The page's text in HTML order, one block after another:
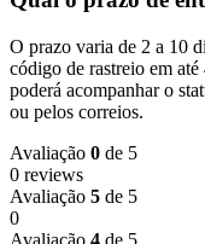
O prazo varia de 2 a 10
código de rastreio em
poderá acompanhar o
ou pelos correios.
Avaliação 0 de 5
0 reviews
Avaliação 5 de 5
0
Avaliação 4 de 5